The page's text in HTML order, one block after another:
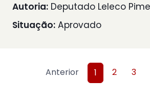
Autoria: Deputado Leleco
Situação: Aprovado
Anterior 1 2 3